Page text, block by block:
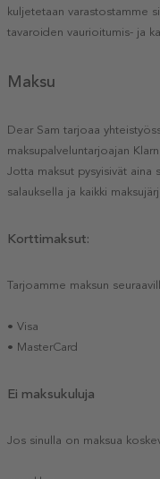
kuljetetaan varastostamme
tavaroiden vaurioitumis- ja
Maksu
Dear Sam tarjoaa
maksupalveluntarjoajan
Jotta maksut pysyisivät aina
salauksella ja kaikki
Korttimaksut:
Tarjoamme maksun
• Visa
• MasterCard
Ei maksukuluja
Jos sinulla on maksua